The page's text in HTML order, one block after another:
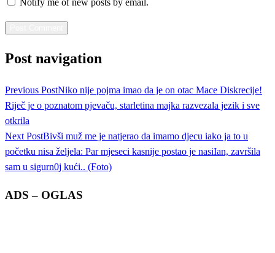
Post navigation
Previous PostNiko nije pojma imao da je on otac Mace Diskrecije!
Riječ je o poznatom pjevaču, starletina majka razvezala jezik i sve
otkrila
Next PostBivši muž me je natjerao da imamo djecu iako ja to u
početku nisa željela: Par mjeseci kasnije postao je nasiIan, završila
sam u sigurn0j kući.. (Foto)
ADS – OGLAS